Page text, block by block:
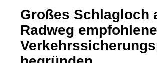
Großes Schlagloch
Radweg